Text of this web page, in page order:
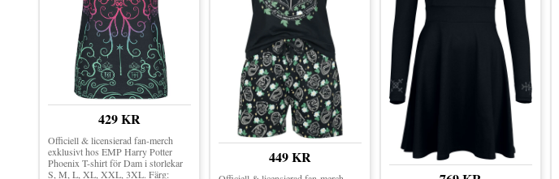
429 KR
Officiell & licensierad fan-merch
exklusivt hos EMP Harry Potter
Phoenix T-shirt för Dam i storlekar
S, M, L, XL, XXL, 3XL. Färg:
449 KR